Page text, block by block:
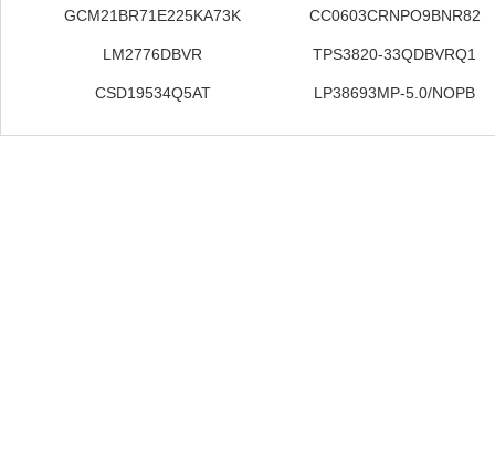
GCM21BR71E225KA73K CC0603CRNPO9BNR82
LM2776DBVR TPS3820-33QDBVRQ1
CSD19534Q5AT LP38693MP-5.0/NOPB